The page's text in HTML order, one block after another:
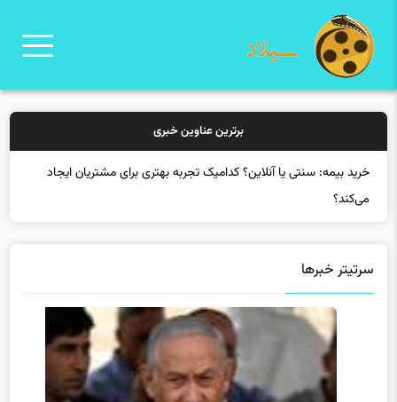
برترین عناوین خبری
خرید بیمه: سنتی یا آنلاین؟ کدامیک تجربه بهتری برای مشتریان ایجاد
می‌کند؟
سرتیتر خبرها